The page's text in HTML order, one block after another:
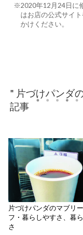
※2020年12月24日に
はお店の公式サイ
かけください。
" 片づけパンダ
記事
片づけパンダのマブリ
フ・暮らしやすさ、暮
さ